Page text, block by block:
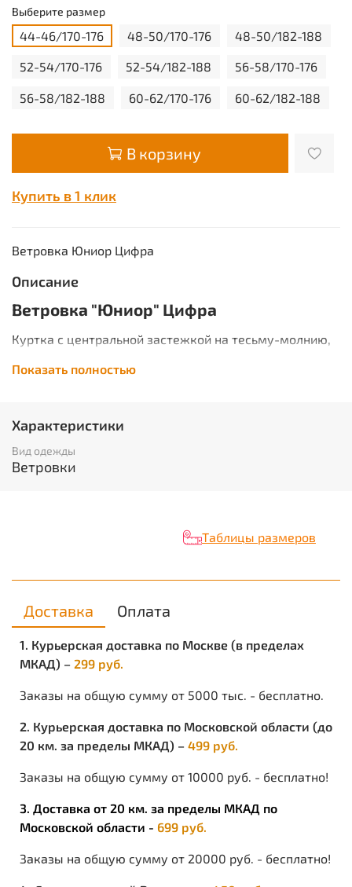
Выберите размер
44-46/170-176 48-50/170-176 48-50/182-188
52-54/170-176 52-54/182-188 56-58/170-176
56-58/182-188 60-62/170-176 60-62/182-188
В корзину
Купить в 1 клик
Ветровка Юниор Цифра
Описание
Ветровка "Юниор" Цифра
Куртка с центральной застежкой на тесьму-молнию,
карманами со встречной складкой и клапаном с
куртки стянуты эластичной тесьмой обработанной на
спец. машинке. Утеплена одним слоем синтепона.
Рекомендуемые материалы: тк. Оксфорд, Тафета.
ГОСТ 29335-92.
ОПИСАНИЕ:
Ткань Оксфорд представляет из себя прочный тканый
материал из синтетических нитей. Отличительная
особенность -нить утка толще нити основы. За счет
ткани. Водоотталкивающие свойства обеспечиваются
покрытие не только отталкивает воду, но и
препятствует проникновению грязи между
волокнами.
ПРЕИМУЩЕСТВА:
хорошая ветрозащита;
высокие влагоотталкивающие свойства поверхности;
высокая износоустойчивость;
Показать полностью
Характеристики
Вид одежды
Ветровки
Таблицы размеров
Доставка Оплата
1. Курьерская доставка по Москве (в пределах
МКАД) – 299 руб.
Заказы на общую сумму от 5000 тыс. - бесплатно.
2. Курьерская доставка по Московской области (до
20 км. за пределы МКАД) – 499 руб.
Заказы на общую сумму от 10000 руб. - бесплатно!
3. Доставка от 20 км. за пределы МКАД по
Московской области - 699 руб.
Заказы на общую сумму от 20000 руб. - бесплатно!